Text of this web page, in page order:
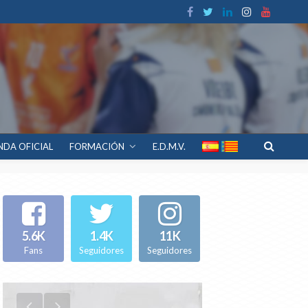
OFICIAL FORMACIÓN E.D.M.V.
5.6K
Fans
1.4K
Seguidores
11K
Seguidores